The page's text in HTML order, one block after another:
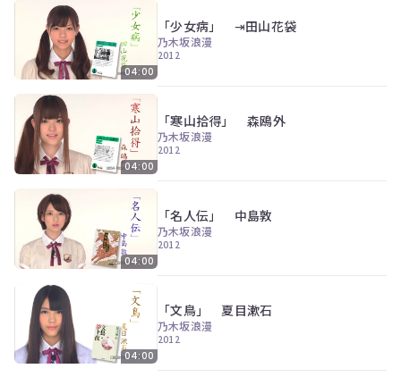
04:00
「少女病」 ⇥田山花袋
乃木坂浪漫
2012
04:00
「寒山拾得」 森鴎外
乃木坂浪漫
2012
04:00
「名人伝」 中島敦
乃木坂浪漫
2012
04:00
「文鳥」 夏目漱石
乃木坂浪漫
2012